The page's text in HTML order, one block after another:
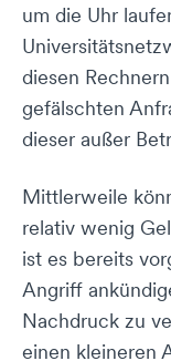
um die Uhr
diesen
gefälschten
dieser außer
Mittlerweile
relativ wenig
ist es bereits
Angriff
Nachdruck zu
einen kleineren